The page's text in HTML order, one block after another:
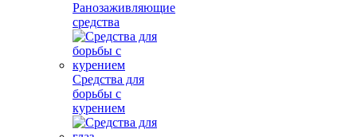
Ранозаживляющие
средства
Средства для
борьбы с
курением